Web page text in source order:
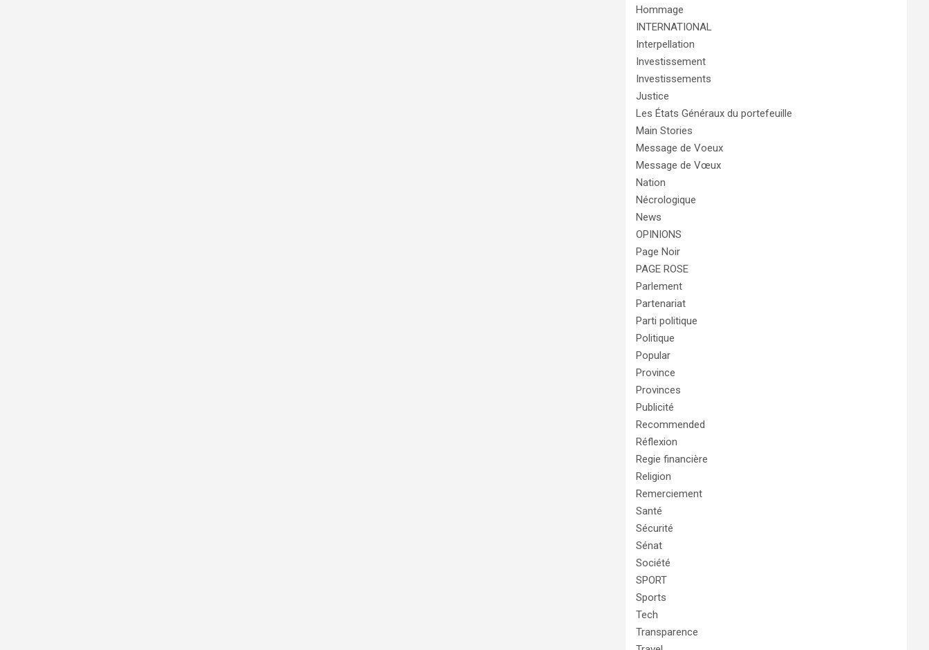
Hommage
INTERNATIONAL
Interpellation
Investissement
Investissements
Justice
Les États Généraux du portefeuille
Main Stories
Message de Voeux
Message de Vœux
Nation
Nécrologique
News
OPINIONS
Page Noir
PAGE ROSE
Parlement
Partenariat
Parti politique
Politique
Popular
Province
Provinces
Publicité
Recommended
Réflexion
Regie financière
Religion
Remerciement
Santé
Sécurité
Sénat
Société
SPORT
Sports
Tech
Transparence